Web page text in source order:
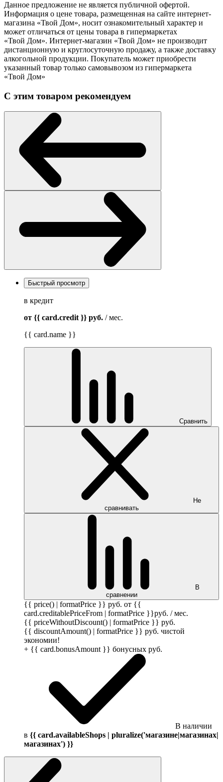
Данное предложение не является публичной офертой.
Информация о цене товара, размещенная на сайте интернет-
магазина «Твой Дом», носит ознакомительный характер и
может отличаться от цены товара в гипермаркетах
«Твой Дом». Интернет-магазин «Твой Дом» не производит
дистанционную и круглосуточную продажу, а также доставку
алкогольной продукции. Покупатель может приобрести
указанный товар только самовывозом из гипермаркета
«Твой Дом»
С этим товаром рекомендуем
Быстрый просмотр
в кредит
от {{ card.credit }} руб. / мес.
{{ card.name }}
Сравнить
Не
сравнивать
В
сравнении
{{ price() | formatPrice }} руб. от {{
card.creditablePriceFrom | formatPrice }}руб. / мес.
{{ priceWithoutDiscount() | formatPrice }} руб.
{{ discountAmount() | formatPrice }} руб. чистой
экономии!
+ {{ card.bonusAmount }} бонусных руб.
В наличии
в {{ card.availableShops | pluralize('магазине|магазинах|
магазинах') }}